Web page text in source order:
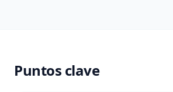
Puntos clave